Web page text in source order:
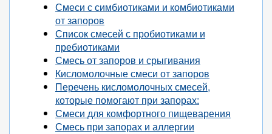
Смеси с симбиотиками и комбиотиками
от запоров
Список смесей с пробиотиками и
пребиотиками
Смесь от запоров и срыгивания
Кисломолочные смеси от запоров
Перечень кисломолочных смесей,
которые помогают при запорах:
Смеси для комфортного пищеварения
Смесь при запорах и аллергии